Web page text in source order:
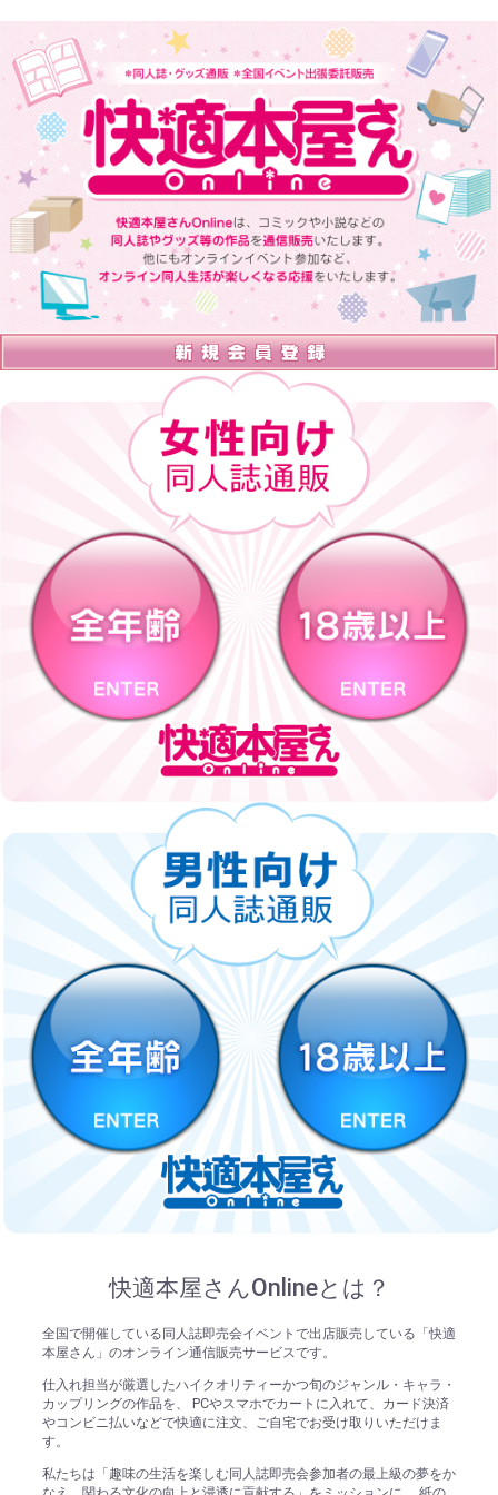
快適本屋さんOnlineは、 コミックや小説などの同人誌やグッズ等の
作品を通信販売いたします。
快適本屋さんOnlineとは？
全国で開催している同人誌即売会イベントで出店販売している「快適
本屋さん」のオンライン通信販売サービスです。
仕入れ担当が厳選したハイクオリティーかつ旬のジャンル・キャラ・
カップリングの作品を、 PCやスマホでカートに入れて、カード決済
やコンビニ払いなどで快適に注文、ご自宅でお受け取りいただけま
す。
私たちは「趣味の生活を楽しむ同人誌即売会参加者の最上級の夢をか